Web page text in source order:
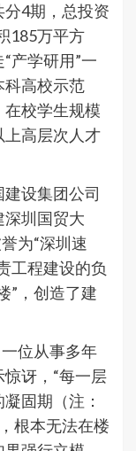
4期，总投资
185万平方
产学研用”一
科高校示范
校学生规模
高层次人才
设集团公司
圳国贸大
为“深圳速
工程建设的负
”，创造了建
位从事多年
讶，“每一层
固期（注：
根本无法在楼